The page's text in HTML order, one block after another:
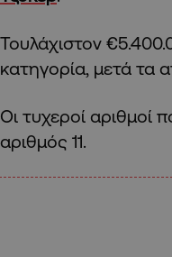
Τουλάχιστον
κατηγορία, μετά τα
Οι τυχεροί αριθμοί
αριθμός 11.